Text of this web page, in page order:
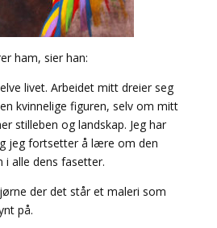
ham, sier han:
livet. Arbeidet mitt dreier seg
kvinnelige figuren, selv om mitt
stilleben og landskap. Jeg har
jeg fortsetter å lære om den
i alle dens fasetter.
der det står et maleri som
på.